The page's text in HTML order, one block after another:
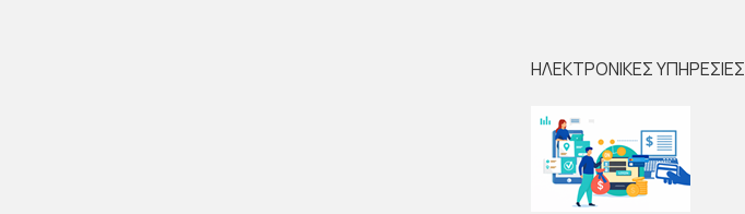
ΗΛΕΚΤΡΟΝΙΚΕΣ ΥΠΗΡΕΣΙΕΣ